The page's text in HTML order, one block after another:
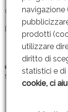
Contattaci
Dove siamo
© 2019 GRUPPO
SEOJAM
navigazione
prodotti
utilizzare
diritto di
statistici e
cookie, ci